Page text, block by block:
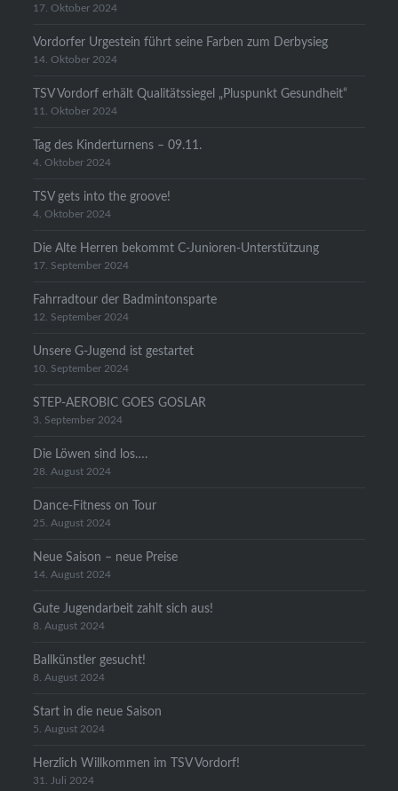
17. Oktober 2024
Vordorfer Urgestein führt seine Farben zum Derbysieg
14. Oktober 2024
TSV Vordorf erhält Qualitätssiegel „Pluspunkt Gesundheit“
11. Oktober 2024
Tag des Kinderturnens – 09.11.
4. Oktober 2024
TSV gets into the groove!
4. Oktober 2024
Die Alte Herren bekommt C-Junioren-Unterstützung
17. September 2024
Fahrradtour der Badmintonsparte
12. September 2024
Unsere G-Jugend ist gestartet
10. September 2024
STEP-AEROBIC GOES GOSLAR
3. September 2024
Die Löwen sind los….
28. August 2024
Dance-Fitness on Tour
25. August 2024
Neue Saison – neue Preise
14. August 2024
Gute Jugendarbeit zahlt sich aus!
8. August 2024
Ballkünstler gesucht!
8. August 2024
Start in die neue Saison
5. August 2024
Herzlich Willkommen im TSV Vordorf!
31. Juli 2024